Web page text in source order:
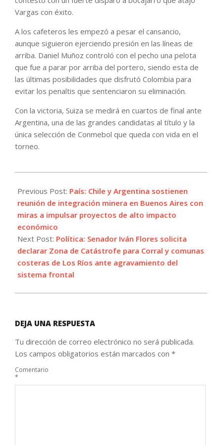
Vargas con éxito.
A los cafeteros les empezó a pesar el cansancio,
aunque siguieron ejerciendo presión en las líneas de
arriba. Daniel Muñoz controló con el pecho una pelota
que fue a parar por arriba del portero, siendo esta de
las últimas posibilidades que disfrutó Colombia para
evitar los penaltis que sentenciaron su eliminación.
Con la victoria, Suiza se medirá en cuartos de final ante
Argentina, una de las grandes candidatas al título y la
única selección de Conmebol que queda con vida en el
torneo.
07-
08
Previous Post: País: Chile y Argentina sostienen
reunión de integración minera en Buenos Aires con
miras a impulsar proyectos de alto impacto
económico
Next Post: Política: Senador Iván Flores solicita
declarar Zona de Catástrofe para Corral y comunas
costeras de Los Ríos ante agravamiento del
sistema frontal
DEJA UNA RESPUESTA
Tu dirección de correo electrónico no será publicada.
Los campos obligatorios están marcados con *
Comentario
*